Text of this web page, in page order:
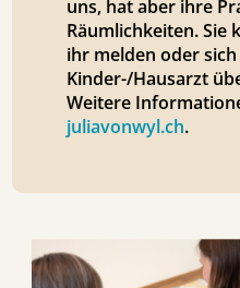
uns, hat aber ihre
Räumlichkeiten. Sie
ihr melden oder
Kinder-/Hausarzt
Weitere
juliavonwyl.ch.